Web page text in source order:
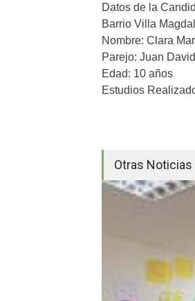
Datos de la
Barrio Villa
Nombre: Clara
Parejo: Juan
Edad: 10 años
Estudios
Otras Noticias